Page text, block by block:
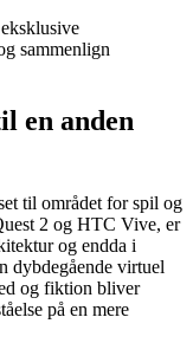
sammenlign
en anden
til området for spil og
2 og HTC Vive, er
og endda i
dybdegående virtuel
og fiktion bliver
på en mere